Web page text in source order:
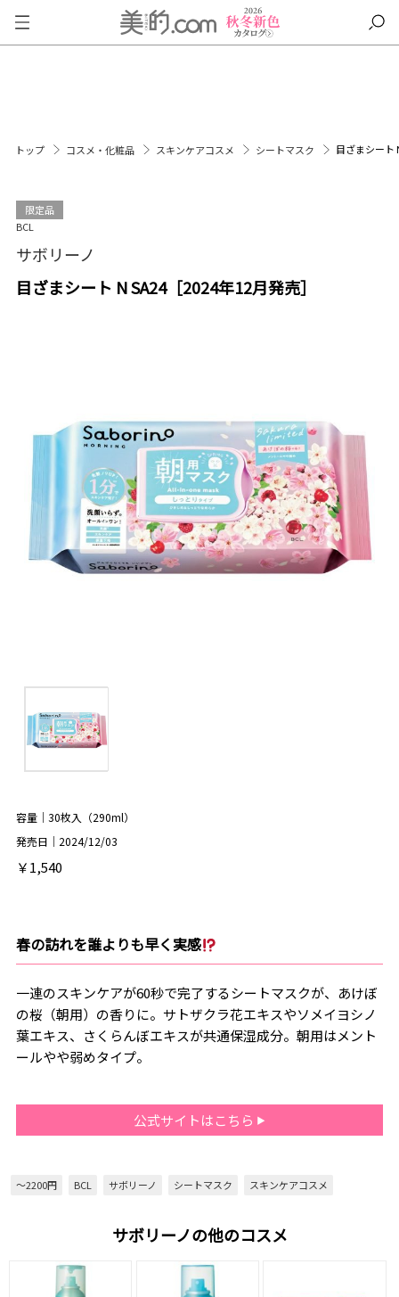
トップ コスメ・化粧品 スキンケアコスメ シートマスク 目ざまシート
限定品
BCL
サボリーノ
目ざまシート N SA24［2024年12月発売］
容量｜30枚入（290ml）
発売日｜2024/12/03
￥1,540
春の訪れを誰よりも早く実感
一連のスキンケアが60秒で完了するシートマスクが、あけぼ
の桜（朝用）の香りに。サトザクラ花エキスやソメイヨシノ
葉エキス、さくらんぼエキスが共通保湿成分。朝用はメント
ールやや弱めタイプ。
公式サイトはこちら
～2200円 BCL サボリーノ シートマスク スキンケアコスメ
サボリーノの他のコスメ